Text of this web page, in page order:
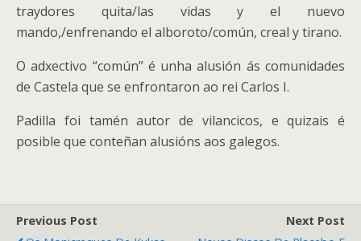
traydores quita/las vidas y el nuevo
mando,/enfrenando el alboroto/común, creal y tirano.
O adxectivo “común” é unha alusión ás comunidades
de Castela que se enfrontaron ao rei Carlos I.
Padilla foi tamén autor de vilancicos, e quizais é
posible que conteñan alusións aos galegos.
Previous Post
Next Post